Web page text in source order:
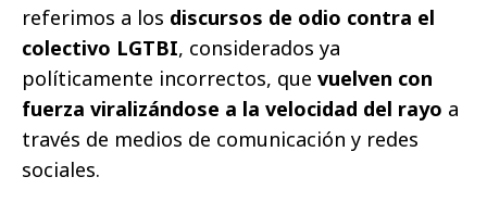
referimos a los discursos de odio contra el
colectivo LGTBI, considerados ya
políticamente incorrectos, que vuelven con
fuerza viralizándose a la velocidad del rayo a
través de medios de comunicación y redes
sociales.